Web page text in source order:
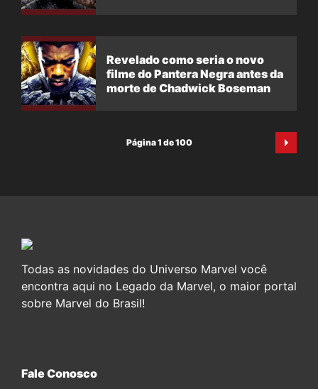
Revelado como seria o novo
filme do Pantera Negra antes da
morte de Chadwick Boseman
Página 1 de 100
Todas as novidades do Universo Marvel você
encontra aqui no Legado da Marvel, o maior portal
sobre Marvel do Brasil!
Fale Conosco